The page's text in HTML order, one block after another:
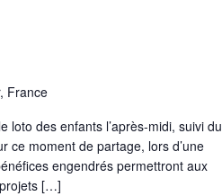
France
loto des enfants l’après-midi, suivi du
ce moment de partage, lors d’une
engendrés permettront aux
[…]